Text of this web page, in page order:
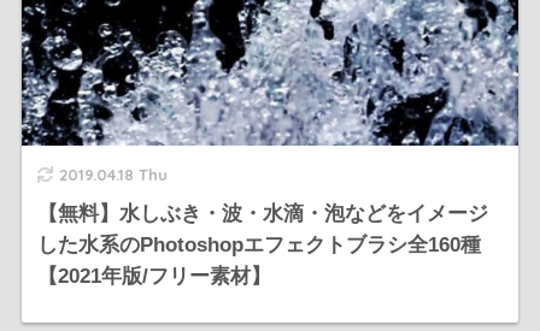
2019.04.18 Thu
【無料】水しぶき・波・水滴・泡などをイメージ
した水系のPhotoshopエフェクトブラシ全160種
【2021年版/フリー素材】